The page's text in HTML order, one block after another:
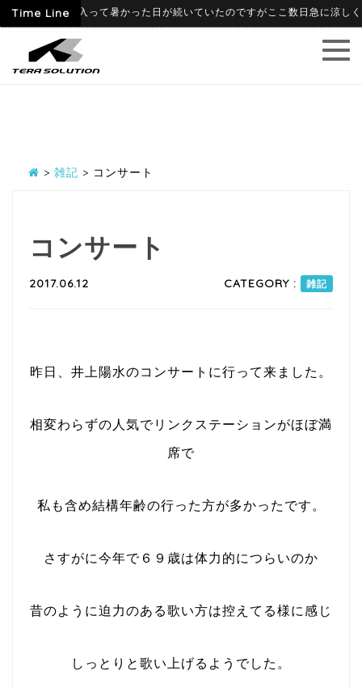
Time Line
06-09 6月に入って暑かった日が続いていたのですがここ数日急に涼しく
> 雑記 > コンサート
コンサート
2017.06.12 CATEGORY : 雑記
昨日、井上陽水のコンサートに行って来ました。
相変わらずの人気でリンクステーションがほぼ満
席で
私も含め結構年齢の行った方が多かったです。
さすがに今年で６９歳は体力的につらいのか
昔のように迫力のある歌い方は控えてる様に感じ
しっとりと歌い上げるようでした。